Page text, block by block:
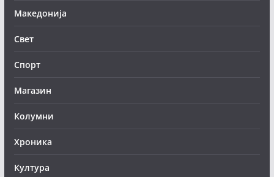
Македонија
Свет
Спорт
Магазин
Колумни
Хроника
Култура